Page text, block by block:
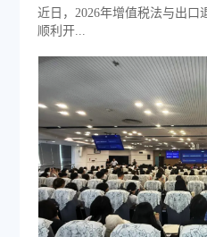
近日，2026年增值税法与出口
顺利开...